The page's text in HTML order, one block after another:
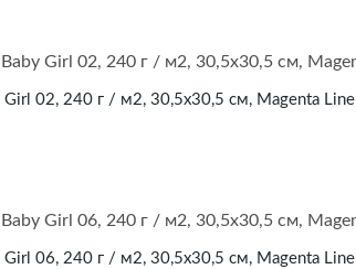
Girl 02, 240 г / м2, 30,5х30,5 см, Magenta Line
Girl 06, 240 г / м2, 30,5х30,5 см, Magenta Line